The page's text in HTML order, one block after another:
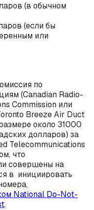
(в обычном
(если бы
или
по
(Canadian Radio-
Commission или
Breeze Air Duct
около 31000
долларов) за
Telecommunications
что
совершены на
в инициировать
National Do-Not-
.